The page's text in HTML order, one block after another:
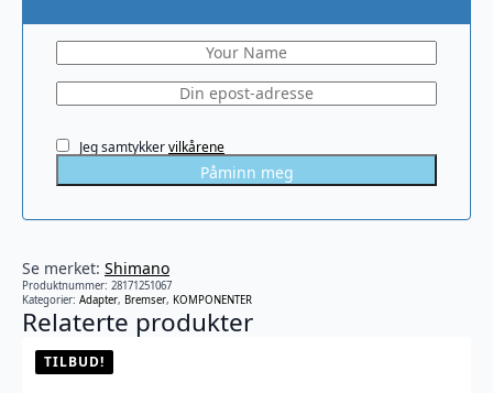
Jeg samtykkervilkårene
Påminn meg
Se merket: Shimano
Produktnummer: 28171251067
Kategorier: Adapter, Bremser, KOMPONENTER
Relaterte produkter
TILBUD!